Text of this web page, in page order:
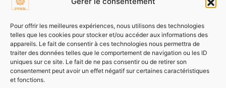
Pour offrir les meilleures expériences, nous utilisons des technologies
telles que les cookies pour stocker et/ou accéder aux informations des
appareils. Le fait de consentir à ces technologies nous permettra de
traiter des données telles que le comportement de navigation ou les ID
uniques sur ce site. Le fait de ne pas consentir ou de retirer son
consentement peut avoir un effet négatif sur certaines caractéristiques
et fonctions.
Tél : 03 85 21 91 00